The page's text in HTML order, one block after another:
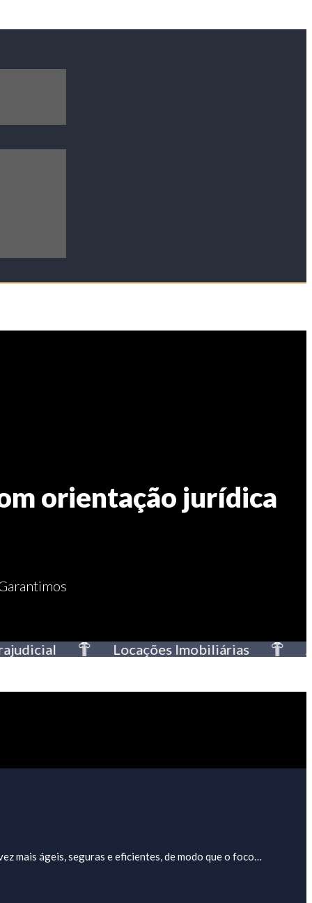
orientação jurídica
Locações Imobiliárias
mais ágeis, seguras e eficientes, de modo que o foco…